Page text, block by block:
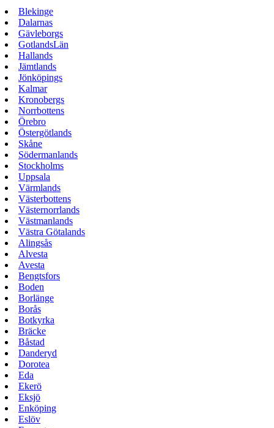
Blekinge
Dalarnas
Gävleborgs
GotlandsLän
Hallands
Jämtlands
Jönköpings
Kalmar
Kronobergs
Norrbottens
Örebro
Östergötlands
Skåne
Södermanlands
Stockholms
Uppsala
Värmlands
Västerbottens
Västernorrlands
Västmanlands
Västra Götalands
Alingsås
Alvesta
Avesta
Bengtsfors
Boden
Borlänge
Borås
Botkyrka
Bräcke
Båstad
Danderyd
Dorotea
Eda
Ekerö
Eksjö
Enköping
Eslöv